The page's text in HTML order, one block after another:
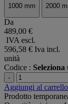
1000 mm 2000
Da
489,00 €
IVA escl.
596,58 € Iva incl.
unità
Codice :
-
Aggiungi al carrello
Prodotto